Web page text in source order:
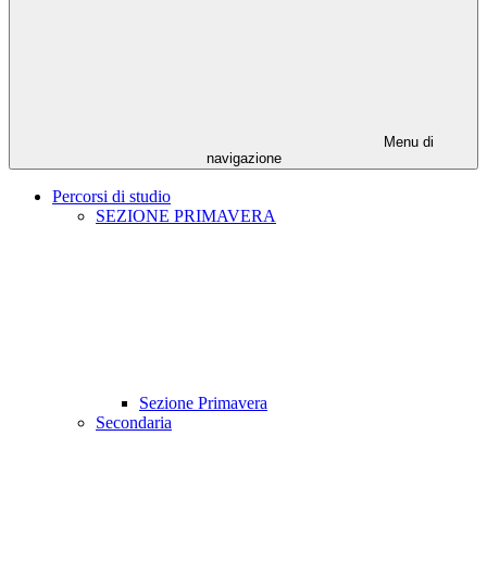
Menu di
navigazione
Percorsi di studio
SEZIONE PRIMAVERA
Sezione Primavera
Secondaria